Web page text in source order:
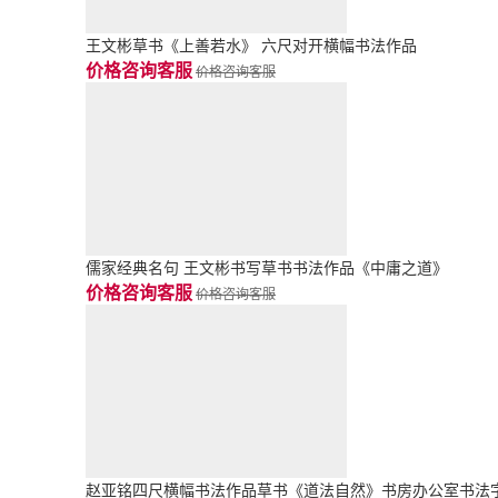
王文彬草书《上善若水》 六尺对开横幅书法作品
价格咨询客服 价格咨询客服
儒家经典名句 王文彬书写草书书法作品《中庸之道》
价格咨询客服 价格咨询客服
赵亚铭四尺横幅书法作品草书《道法自然》书房办公室书法